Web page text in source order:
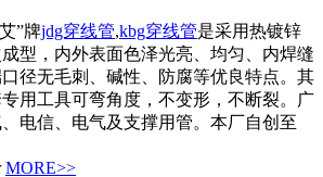
”牌jdg穿线管,kbg穿线管是采用热镀锌
型，内外表面色泽光亮、均匀、内焊缝
径无毛刺、碱性、防腐等优良特点。其
用工具可弯角度，不变形，不断裂。广
电信、电气及支撑用管。本厂自创至
MORE>>